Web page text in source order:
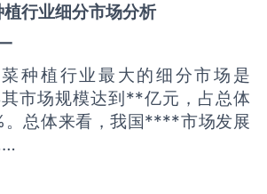
植行业细分市场分析
种植行业最大的细分市场是
市场规模达到**亿元，占总体
总体来看，我国****市场发展